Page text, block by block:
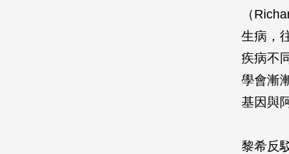
（
生病，
疾病不
學會漸
基因與
黎希反